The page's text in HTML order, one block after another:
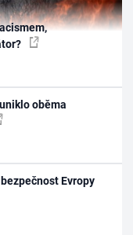
oběma
Evropy